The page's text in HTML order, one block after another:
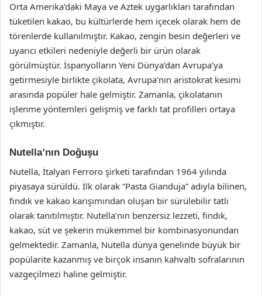
Orta Amerika’daki Maya ve Aztek uygarlıkları tarafından
tüketilen kakao, bu kültürlerde hem içecek olarak hem de
törenlerde kullanılmıştır. Kakao, zengin besin değerleri ve
uyarıcı etkileri nedeniyle değerli bir ürün olarak
görülmüştür. İspanyolların Yeni Dünya’dan Avrupa’ya
getirmesiyle birlikte çikolata, Avrupa’nın aristokrat kesimi
arasında popüler hale gelmiştir. Zamanla, çikolatanın
işlenme yöntemleri gelişmiş ve farklı tat profilleri ortaya
çıkmıştır.
Nutella’nın Doğuşu
Nutella, İtalyan Ferroro şirketi tarafından 1964 yılında
piyasaya sürüldü. İlk olarak “Pasta Gianduja” adıyla bilinen,
fındık ve kakao karışımından oluşan bir sürülebilir tatlı
olarak tanıtılmıştır. Nutella’nın benzersiz lezzeti, fındık,
kakao, süt ve şekerin mükemmel bir kombinasyonundan
gelmektedir. Zamanla, Nutella dünya genelinde büyük bir
popülarite kazanmış ve birçok insanın kahvaltı sofralarının
vazgeçilmezi haline gelmiştir.